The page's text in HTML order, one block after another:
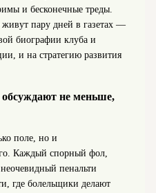
и бесконечные треды.
пару дней в газетах —
биографии клуба и
и на стратегию развития
обсуждают не меньше,
поле, но и
Каждый спорный фол,
пенальти
где болельщики делают